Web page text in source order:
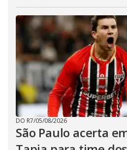
DO R7/05/08/2026
São Paulo acerta